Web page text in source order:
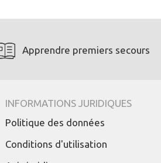
Apprendre premiers secours
INFORMATIONS JURIDIQUES
Politique des données
Conditions d'utilisation